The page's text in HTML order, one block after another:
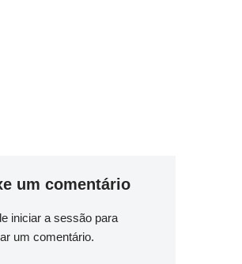
um comentário
iniciar a sessão para
um comentário.